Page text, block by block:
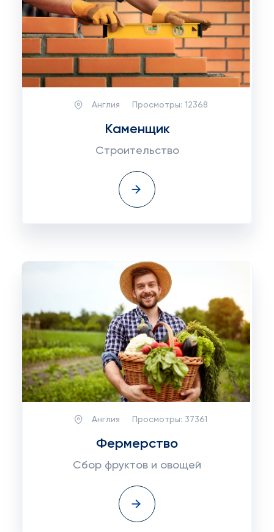
Англия Просмотры: 12368
Каменщик
Строительство
Англия Просмотры: 37361
Фермерство
Сбор фруктов и овощей